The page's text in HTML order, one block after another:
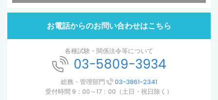
お電話からのお問い合わせはこちら
各種試験・関係法令等について
03-5809-3934
総務・管理部門
03-3861-2341
受付時間 9：00～17：00（土日・祝日除く）